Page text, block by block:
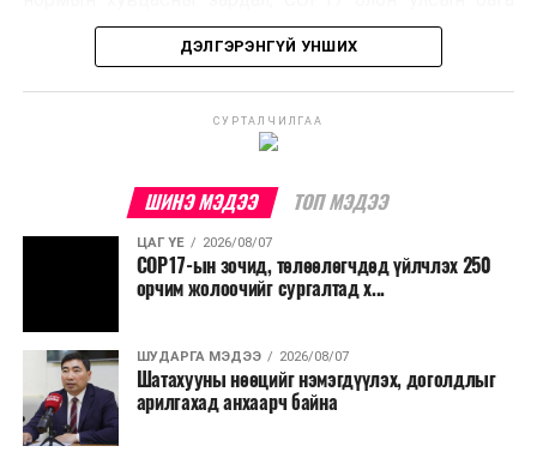
хурлын зардал, Засгийн газрын өр, орон нутгийн нөөц
хөрөнгийн санхүүжилтийг хэвийн үргэлжлүүлэхээр
шийдвэрлэжээ.
Харин дараах зардлыг хязгаарлахаар болсон байна.
шийдвэртэйгээс бусад хурал, зөвлөгөөн, ой,
тэмдэглэлт өдөр, найр наадам, соёлын арга
Урьдчилан төлөвлөсөн төрийн өндөр албан
тушаалтны томилолтоос бусад гадаад
томилолт, гадаадын зочин хүлээн авах зардал;
Зайлшгүй шаардлагагүй тоног төхөөрөмж,
ДЭЛГЭРЭНГҮЙ УНШИХ
СУРТАЛЧИЛГАА
ШИНЭ МЭДЭЭ ТОП МЭДЭЭ
ЦАГ ҮЕ 2026/08/07
COP17-ын зочид, төлөөлөгчдөд үйлчлэх 250
орчим жолоочийг сургалтад х...
ШУДАРГА МЭДЭЭ 2026/08/07
Шатахууны нөөцийг нэмэгдүүлэх, доголдлыг
арилгахад анхаарч байна